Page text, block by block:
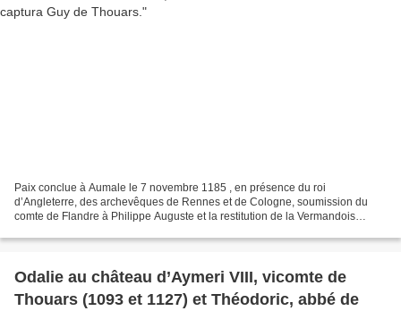
Paix conclue à Aumale le 7 novembre 1185 , en présence du roi
d’Angleterre, des archevêques de Rennes et de Cologne, soumission du
comte de Flandre à Philippe Auguste et la restitution de la Vermandois
Odalie au château d’Aymeri VIII, vicomte de
Thouars (1093 et 1127) et Théodoric, abbé de